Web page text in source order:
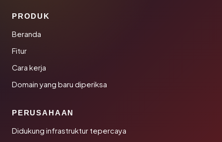
PRODUK
Beranda
Fitur
Cara kerja
Domain yang baru diperiksa
PERUSAHAAN
Didukung infrastruktur tepercaya